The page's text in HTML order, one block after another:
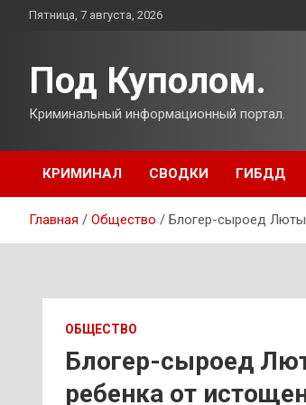
ПерейтиПятница, 7 августа, 2026
Под Куполом.
Криминальный информационный портал.
КРИМИНАЛ СВОДКИ ГИБДД
Главная Общество Блогер-сыроед
ОБЩЕСТВО
Блогер-сыроед
ребенка от